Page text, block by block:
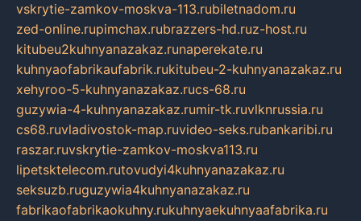
vskrytie-zamkov-moskva-113.rubiletnadom.ru
zed-online.rupimchax.rubrazzers-hd.ruz-host.ru
kitubeu2kuhnyanazakaz.runaperekate.ru
kuhnyaofabrikaufabrik.rukitubeu-2-kuhnyanazakaz.ru
xehyroo-5-kuhnyanazakaz.rucs-68.ru
guzywia-4-kuhnyanazakaz.rumir-tk.ruvlknrussia.ru
cs68.ruvladivostok-map.ruvideo-seks.rubankaribi.ru
raszar.ruvskrytie-zamkov-moskva113.ru
lipetsktelecom.rutovudyi4kuhnyanazakaz.ru
seksuzb.ruguzywia4kuhnyanazakaz.ru
fabrikaofabrikaokuhny.rukuhnyaekuhnyaafabrika.ru